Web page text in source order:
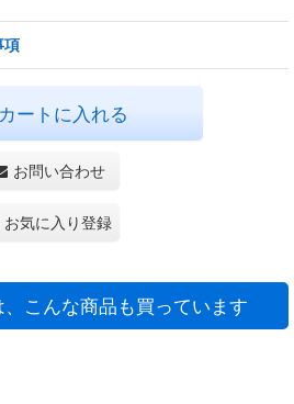
項
カートに入れる
お問い合わせ
お気に入り登録
こんな商品も買っています